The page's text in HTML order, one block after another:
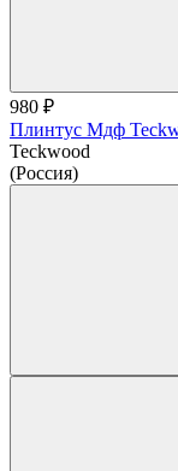
980 ₽
Плинтус Мдф
Teckwood
(Россия)